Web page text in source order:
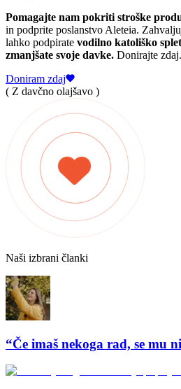
Pomagajte nam pokriti stroške
in podprite poslanstvo Aleteia.
lahko podpirate vodilno katoliško
zmanjšate svoje davke. Donirajte zdaj.
Doniram zdaj
( Z davčno olajšavo )
Naši izbrani članki
“Če imaš nekoga rad, se mu